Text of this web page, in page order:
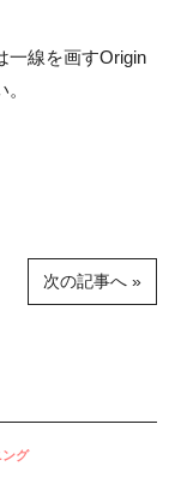
一線を画すOrigin
次の記事へ »
グ